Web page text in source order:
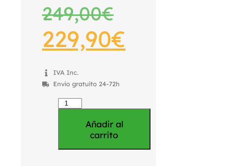
249,00€
229,90€
IVA Inc.
Envío gratuíto 24-72h
Añadir al
carrito